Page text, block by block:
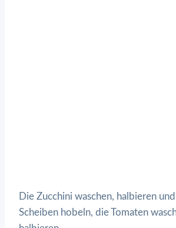
Die Zucchini waschen, halbieren
Scheiben hobeln, die Tomaten